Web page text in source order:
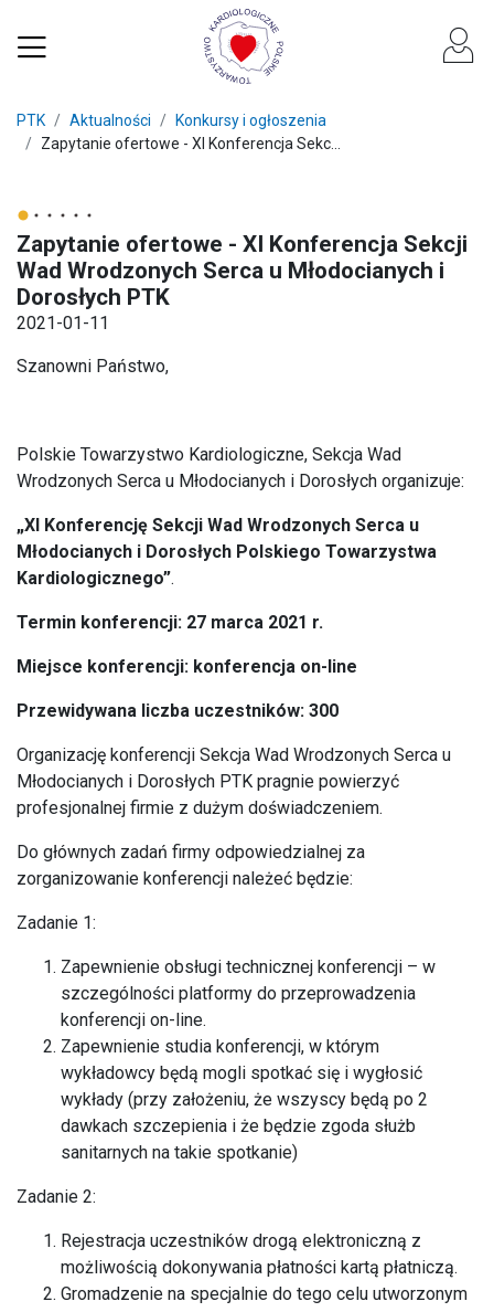
PTK Aktualności
Konkursy i ogłoszenia
Zapytanie ofertowe - XI Konferencja Sekc...
Zapytanie ofertowe - XI Konferencja Sekcji
Wad Wrodzonych Serca u Młodocianych i
Dorosłych PTK
2021-01-11
Szanowni Państwo,
Polskie Towarzystwo Kardiologiczne, Sekcja Wad
Wrodzonych Serca u Młodocianych i Dorosłych organizuje:
„XI Konferencję Sekcji Wad Wrodzonych Serca u
Młodocianych i Dorosłych Polskiego Towarzystwa
Kardiologicznego”.
Termin konferencji: 27 marca 2021 r.
Miejsce konferencji: konferencja on-line
Przewidywana liczba uczestników: 300
Organizację konferencji Sekcja Wad Wrodzonych Serca u
Młodocianych i Dorosłych PTK pragnie powierzyć
profesjonalnej firmie z dużym doświadczeniem.
Do głównych zadań firmy odpowiedzialnej za
zorganizowanie konferencji należeć będzie:
Zadanie 1:
Zapewnienie obsługi technicznej konferencji – w
szczególności platformy do przeprowadzenia
konferencji on-line.
Zapewnienie studia konferencji, w którym
wykładowcy będą mogli spotkać się i wygłosić
wykłady (przy założeniu, że wszyscy będą po 2
dawkach szczepienia i że będzie zgoda służb
sanitarnych na takie spotkanie)
Zadanie 2:
Rejestracja uczestników drogą elektroniczną z
możliwością dokonywania płatności kartą płatniczą.
Gromadzenie na specjalnie do tego celu utworzonym